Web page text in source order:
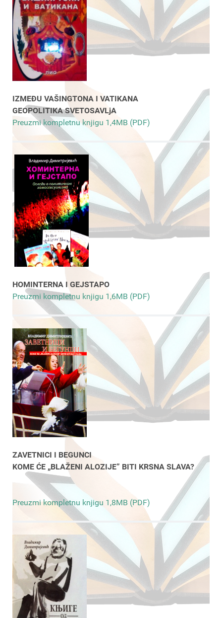
IZMEĐU VAŠINGTONA I VATIKANA
GEOPOLITIKA SVETOSAVLjA
Preuzmi kompletnu knjigu 1,4MB (PDF)
HOMINTERNA I GEJSTAPO
Preuzmi kompletnu knjigu 1,6MB (PDF)
ZAVETNICI I BEGUNCI
KOME ĆE „BLAŽENI ALOZIJE” BITI KRSNA SLAVA?
Preuzmi kompletnu knjigu 1,8MB (PDF)